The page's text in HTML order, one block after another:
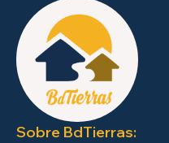
Sobre BdTierras: